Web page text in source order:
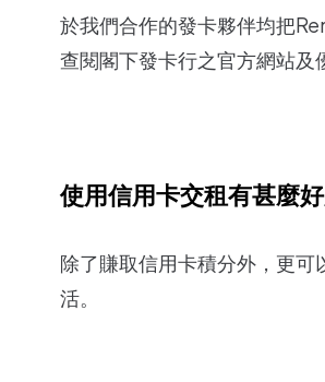
於我們合作的發卡夥伴均把
查閱閣下發卡行之官方網站及
使用信用卡交租有甚麼
除了賺取信用卡積分外，更
活。